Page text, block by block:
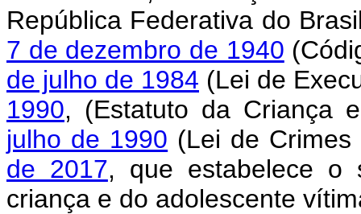
República Federativa do
7 de dezembro de 1940
de julho de 1984 (Lei de
1990, (Estatuto da Criança
julho de 1990 (Lei de
de 2017, que estabelece o
criança e do adolescente